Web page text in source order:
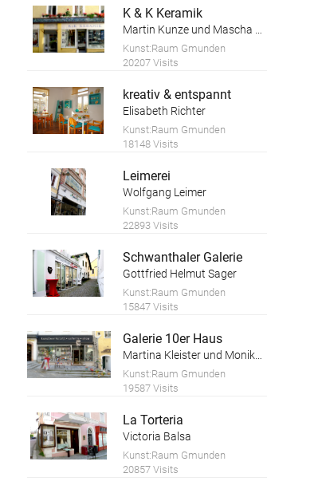
K & K Keramik
Kunst:Raum Gmunden
20207 Visits
kreativ & entspannt
Elisabeth Richter
Kunst:Raum Gmunden
18148 Visits
Leimerei
Wolfgang Leimer
Kunst:Raum Gmunden
22893 Visits
Schwanthaler Galerie
Gottfried Helmut Sager
Kunst:Raum Gmunden
15847 Visits
Galerie 10er Haus
Kunst:Raum Gmunden
19587 Visits
La Torteria
Victoria Balsa
Kunst:Raum Gmunden
20857 Visits